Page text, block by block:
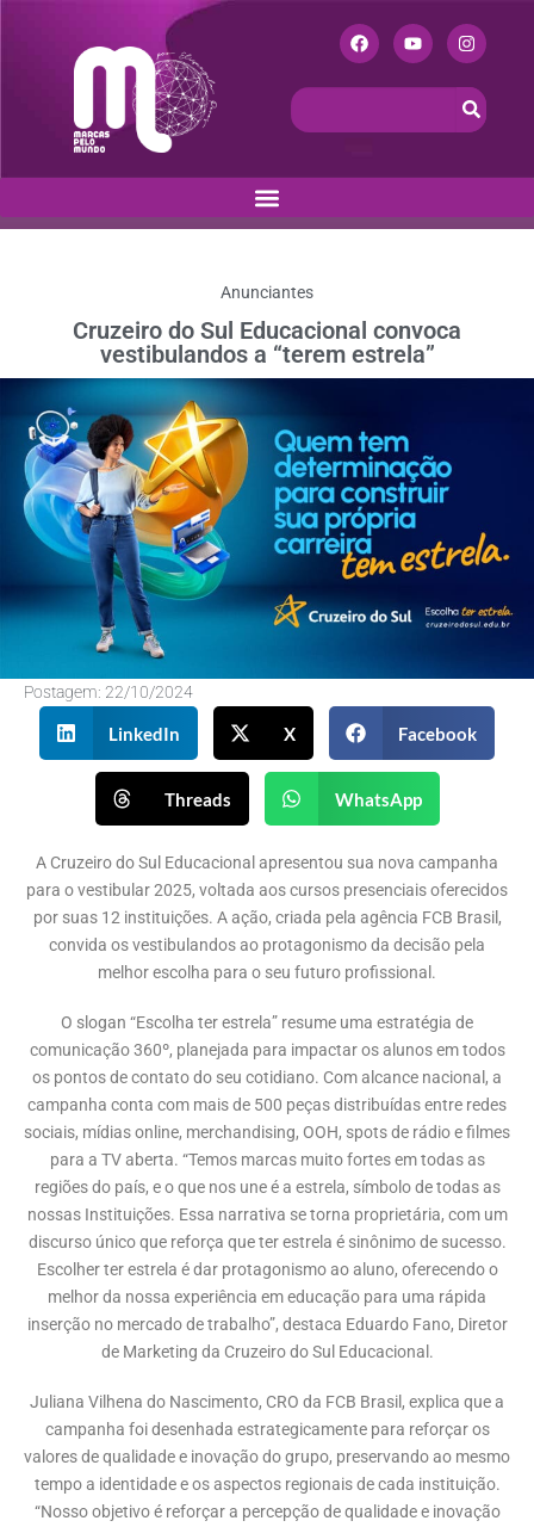
Anunciantes
Cruzeiro do Sul Educacional convoca
vestibulandos a “terem estrela”
Postagem: 22/10/2024
LinkedIn X Facebook
Threads WhatsApp
A Cruzeiro do Sul Educacional apresentou sua nova campanha
para o vestibular 2025, voltada aos cursos presenciais oferecidos
por suas 12 instituições. A ação, criada pela agência FCB Brasil,
convida os vestibulandos ao protagonismo da decisão pela
melhor escolha para o seu futuro profissional.
O slogan “Escolha ter estrela” resume uma estratégia de
comunicação 360º, planejada para impactar os alunos em todos
os pontos de contato do seu cotidiano. Com alcance nacional, a
campanha conta com mais de 500 peças distribuídas entre redes
sociais, mídias online, merchandising, OOH, spots de rádio e filmes
para a TV aberta. “Temos marcas muito fortes em todas as
regiões do país, e o que nos une é a estrela, símbolo de todas as
nossas Instituições. Essa narrativa se torna proprietária, com um
discurso único que reforça que ter estrela é sinônimo de sucesso.
Escolher ter estrela é dar protagonismo ao aluno, oferecendo o
melhor da nossa experiência em educação para uma rápida
inserção no mercado de trabalho”, destaca Eduardo Fano, Diretor
de Marketing da Cruzeiro do Sul Educacional.
Juliana Vilhena do Nascimento, CRO da FCB Brasil, explica que a
campanha foi desenhada estrategicamente para reforçar os
valores de qualidade e inovação do grupo, preservando ao mesmo
tempo a identidade e os aspectos regionais de cada instituição.
“Nosso objetivo é reforçar a percepção de qualidade e inovação